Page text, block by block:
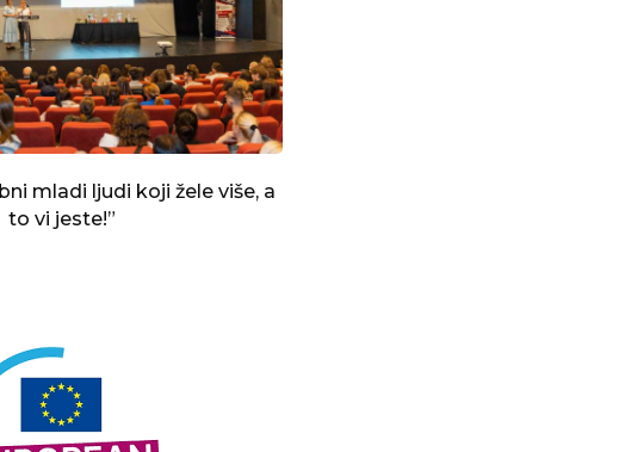
mladi ljudi koji žele više, a
to vi jeste!”